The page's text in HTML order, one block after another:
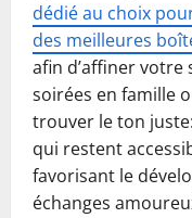
dédié au choix
des meilleures
afin d’affiner
soirées en famille
trouver le ton
qui restent
favorisant le
échanges